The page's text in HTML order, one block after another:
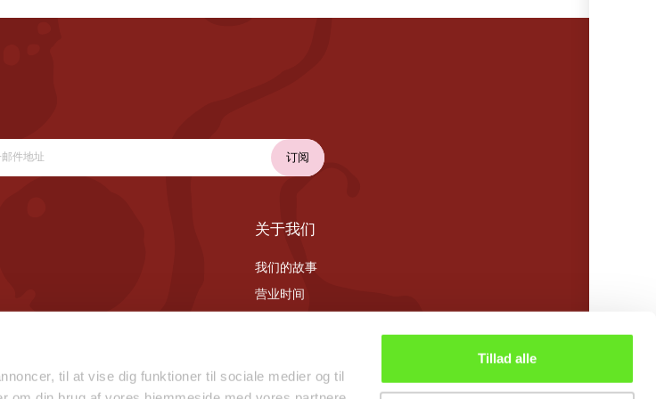
til at vise dig funktioner til sociale medier og til
Tillad alle
关于我们
我们的故事
营业时间